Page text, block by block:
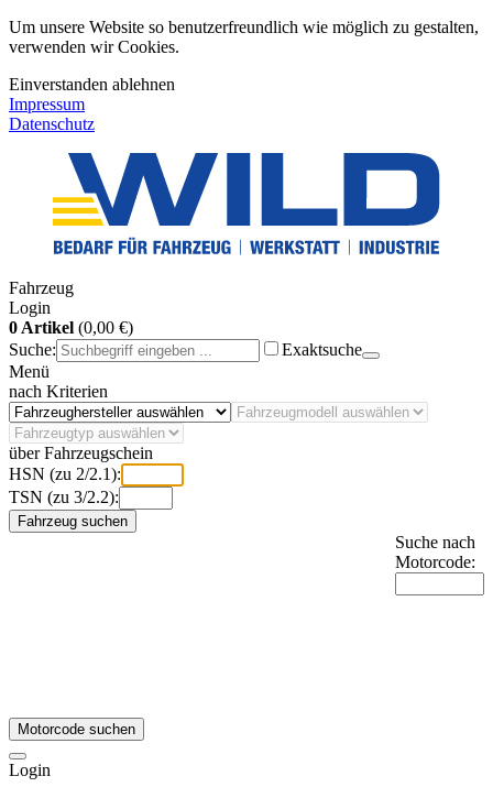
Um unsere Website so benutzerfreundlich wie möglich zu gestalten,
verwenden wir Cookies.
Einverstanden ablehnen
Impressum
Datenschutz
Fahrzeug
Login
0 Artikel (0,00 €)
Suche:
Exaktsuche
Menü
nach Kriterien
über Fahrzeugschein
HSN (zu 2/2.1):
TSN (zu 3/2.2):
Fahrzeug suchen
Suche nach
Motorcode:
Motorcode suchen
Login